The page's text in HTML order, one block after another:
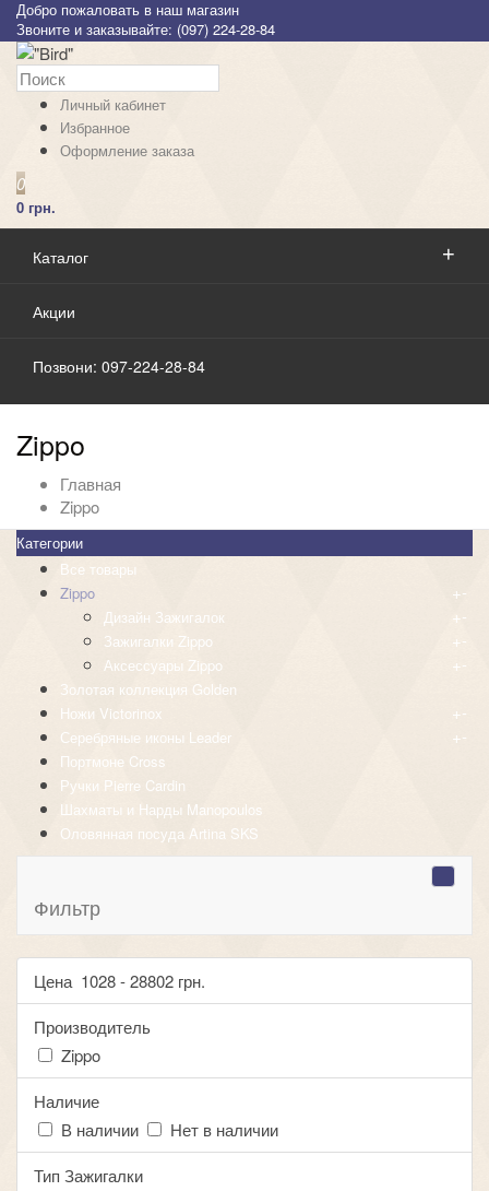
Добро пожаловать в наш магазин
Звоните и заказывайте: (097) 224-28-84
Личный кабинет
Избранное
Оформление заказа
0
0 грн.
Каталог
Акции
Позвони: 097-224-28-84
Zippo
Главная
Zippo
Категории
Все товары
Zippo
+-
Дизайн Зажигалок +-
Зажигалки Zippo +-
Аксессуары Zippo +-
Золотая коллекция Golden
Ножи Victorinox
+-
Серебряные иконы Leader +-
Портмоне Cross
Ручки Pierre Cardin
Шахматы и Нарды Manopoulos
Оловянная посуда Artina SKS
Фильтр
Цена 1028-28802 грн.
Производитель
Zippo
Наличие
В наличии
Нет в наличии
Тип Зажигалки